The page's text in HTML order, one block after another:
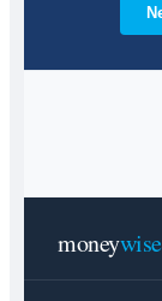
moneywise